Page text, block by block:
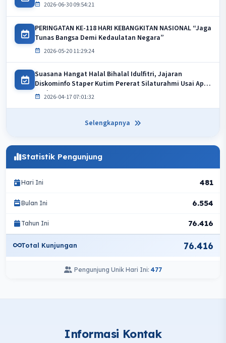
2026-06-30 09:54:21
PERINGATAN KE-118 HARI KEBANGKITAN NASIONAL “Jaga
Tunas Bangsa Demi Kedaulatan Negara”
2026-05-20 11:29:24
Suasana Hangat Halal Bihalal Idulfitri, Jajaran
Diskominfo Staper Kutim Pererat Silaturahmi Usai Apel
Pagi2026-04-17 07:01:32
Selengkapnya
Statistik Pengunjung
Hari Ini 481
Bulan Ini 6.554
Tahun Ini 76.416
Total Kunjungan 76.416
Pengunjung Unik Hari Ini: 477
Informasi Kontak